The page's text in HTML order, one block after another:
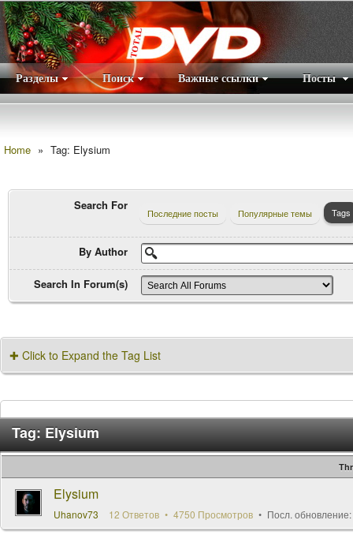
Разделы Поиск Важные ссылки Посты
Home » Tag: Elysium
Search For
Последние посты Популярные темы Tags
By Author
Search In Forum(s)
✚ Click to Expand the Tag List
Tag: Elysium
Elysium
Uhanov73 12 Ответов 4750 Просмотров Посл. обновление: